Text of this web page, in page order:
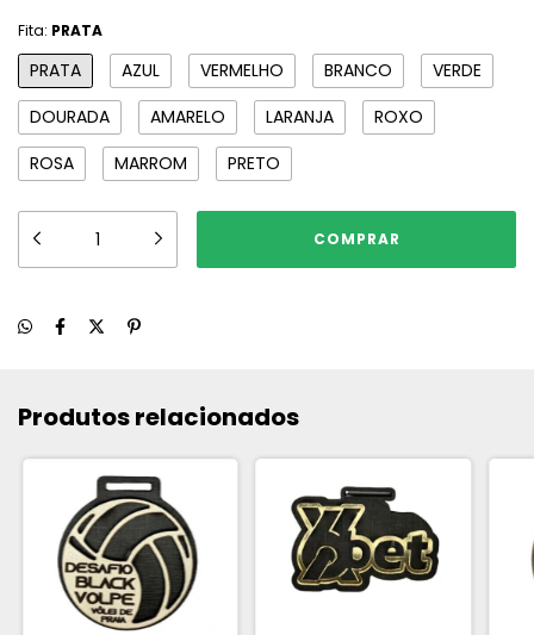
Fita: PRATA
PRATA AZUL VERMELHO BRANCO
VERDE
DOURADA
AMARELO LARANJA
ROXO
ROSA
MARROM PRETO
Produtos relacionados